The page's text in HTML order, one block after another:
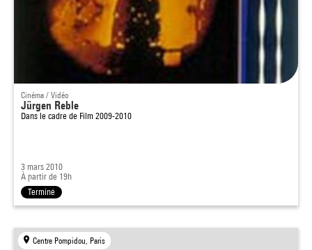
Cinéma / Vidéo
Jürgen Reble
Dans le cadre de Film 2009-2010
3 mars 2010
À partir de 19h
Terminé
Centre Pompidou, Paris